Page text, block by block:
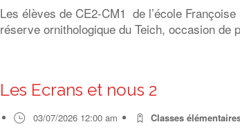
Les élèves de CE2-CM1 de l’école
réserve ornithologique du Teich, occasion de
Les Ecrans et nous 2
03/07/2026 12:00 am Classes